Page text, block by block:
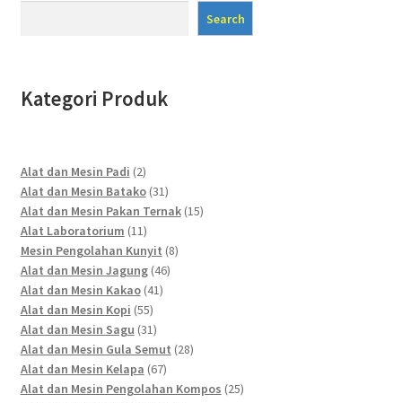
Search
Kategori Produk
Alat dan Mesin Padi 22
products
Alat dan Mesin Batako 3131
products
Alat dan Mesin Pakan Ternak 1515
Alat Laboratorium 1111
products
Mesin Pengolahan Kunyit 88
Alat dan Mesin Jagung 4646
Alat dan Mesin Kakao 4141
Alat dan Mesin Kopi 5555
products
Alat dan Mesin Sagu 3131
products
Alat dan Mesin Gula Semut 2828
Alat dan Mesin Kelapa 6767
products
Alat dan Mesin Pengolahan Kompos 2525